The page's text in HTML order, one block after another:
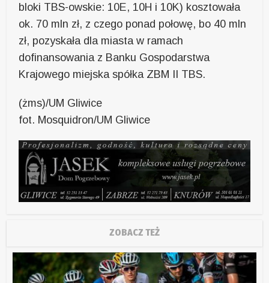
bloki TBS-owskie: 10E, 10H i 10K) kosztowała
ok. 70 mln zł, z czego ponad połowę, bo 40 mln
zł, pozyskała dla miasta w ramach
dofinansowania z Banku Gospodarstwa
Krajowego miejska spółka ZBM II TBS.
(żms)/UM Gliwice
fot. Mosquidron/UM Gliwice
ZOBACZ TEŻ